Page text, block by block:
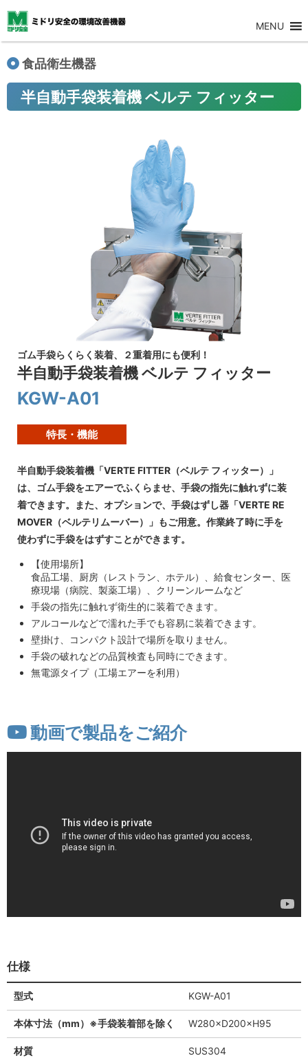
MENU
食品衛生機器
半自動手袋装着機 ベルテ フィッター
ゴム手袋らくらく装着、２重着用にも便利！
半自動手袋装着機 ベルテ フィッター
KGW-A01
特長・機能
半自動手袋装着機「VERTE FITTER（ベルテ フィッター）」
は、ゴム手袋をエアーでふくらませ、手袋の指先に触れずに装
着できます。また、オプションで、手袋はずし器「VERTE RE
MOVER（ベルテリムーバー）」もご用意。作業終了時に手を
使わずに手袋をはずすことができます。
【使用場所】
食品工場、厨房（レストラン、ホテル）、給食センター、医
療現場（病院、製薬工場）、クリーンルームなど
手袋の指先に触れず衛生的に装着できます。
アルコールなどで濡れた手でも容易に装着できます。
壁掛け、コンパクト設計で場所を取りません。
手袋の破れなどの品質検査も同時にできます。
無電源タイプ（工場エアーを利用）
動画で製品をご紹介
仕様
型式 KGW-A01
本体寸法（mm）※手袋装着部を除く W280×D200×H95
材質 SUS304